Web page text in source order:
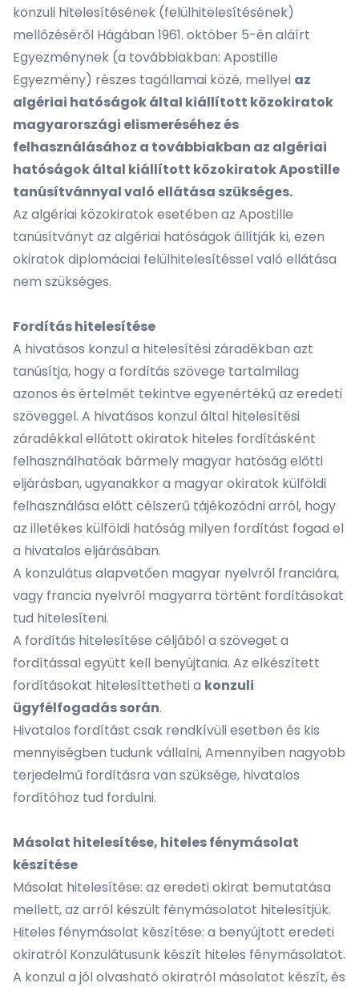
konzuli hitelesítésének (felülhitelesítésének)
mellőzéséről Hágában 1961. október 5-én aláírt
Egyezménynek (a továbbiakban: Apostille
Egyezmény) részes tagállamai közé, mellyel az
algériai hatóságok által kiállított közokiratok
magyarországi elismeréséhez és
felhasználásához a továbbiakban az algériai
hatóságok által kiállított közokiratok Apostille
tanúsítvánnyal való ellátása szükséges.
Az algériai közokiratok esetében az Apostille
tanúsítványt az algériai hatóságok állítják ki, ezen
okiratok diplomáciai felülhitelesítéssel való ellátása
nem szükséges.
Fordítás hitelesítése
A hivatásos konzul a hitelesítési záradékban azt
tanúsítja, hogy a fordítás szövege tartalmilag
azonos és értelmét tekintve egyenértékű az eredeti
szöveggel. A hivatásos konzul által hitelesítési
záradékkal ellátott okiratok hiteles fordításként
felhasználhatóak bármely magyar hatóság előtti
eljárásban, ugyanakkor a magyar okiratok külföldi
felhasználása előtt célszerű tájékozódni arról, hogy
az illetékes külföldi hatóság milyen fordítást fogad el
a hivatalos eljárásában.
A konzulátus alapvetően magyar nyelvről franciára,
vagy francia nyelvről magyarra történt fordításokat
tud hitelesíteni.
A fordítás hitelesítése céljából a szöveget a
fordítással együtt kell benyújtania. Az elkészített
fordításokat hitelesíttetheti a konzuli
ügyfélfogadás során.
Hivatalos fordítást csak rendkívüli esetben és kis
mennyiségben tudunk vállalni, Amennyiben nagyobb
terjedelmű fordításra van szüksége, hivatalos
fordítóhoz tud fordulni.
Másolat hitelesítése, hiteles fénymásolat
készítése
Másolat hitelesítése: az eredeti okirat bemutatása
mellett, az arról készült fénymásolatot hitelesítjük.
Hiteles fénymásolat készítése: a benyújtott eredeti
okiratról Konzulátusunk készít hiteles fénymásolatot.
A konzul a jól olvasható okiratról másolatot készít, és